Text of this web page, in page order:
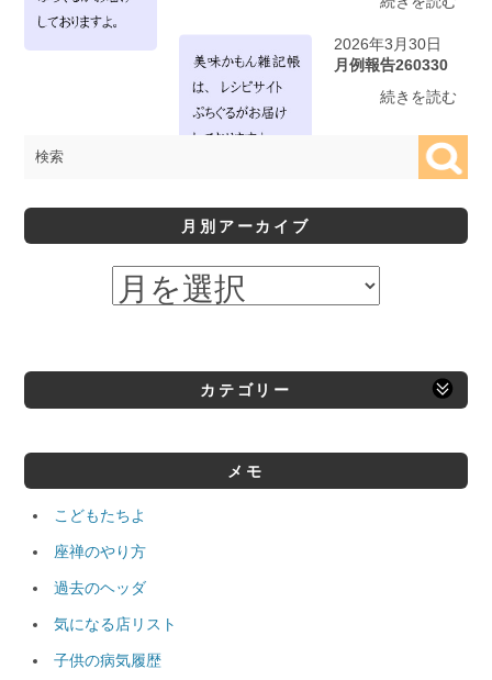
2026年3月30日
月例報告260330
続きを読む
月別アーカイブ
カテゴリー
メモ
こどもたちよ
座禅のやり方
過去のヘッダ
気になる店リスト
子供の病気履歴